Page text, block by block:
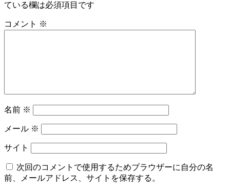
ている欄は必須項目です
コメント ※
名前 ※
メール ※
サイト
次回のコメントで使用するためブラウザーに自分の名
前、メールアドレス、サイトを保存する。